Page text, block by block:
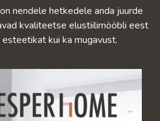
nendele hetkedele anda juurde
kvaliteetse elustiilimööbli eest
kui ka mugavust.